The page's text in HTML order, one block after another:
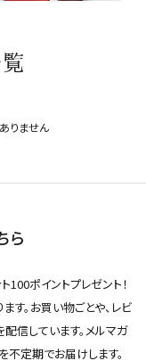
りません
ら
ポイントプレゼント！
す。お買い物ごとや、レビ
信しています。メルマガ
定期でお届けします。